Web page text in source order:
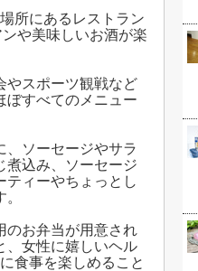
所にあるレストラン
や美味しいお酒が楽
やスポーツ観戦など
ぼすべてのメニュー
、ソーセージやサラ
煮込み、ソーセージ
ティーやちょっとし
のお弁当が用意され
、女性に嬉しいヘル
食事を楽しめること